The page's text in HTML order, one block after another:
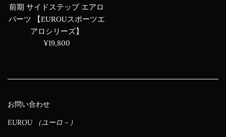
前期 サイドステップ エアロ
パーツ 【EUROUスポーツエ
アロシリーズ】
通
¥19,800
お問い合わせ
EUROU （ユーロ－）